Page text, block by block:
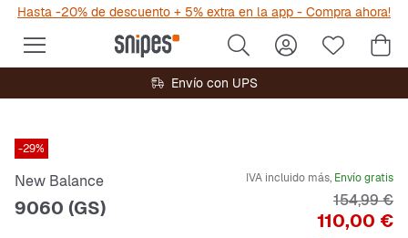
Hasta -20% de descuento + 5% extra en la app - Compra ahora!
Envío con UPS
-29%
New Balance
9060 (GS)
IVA incluido más, Envío gratis
Precio
110,00 €
Precio
154,99 €